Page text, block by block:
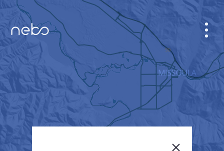
GABINETE
PLANO DE LA CIUDAD
SENSOR NEBO
QUIÉNES SOMOS